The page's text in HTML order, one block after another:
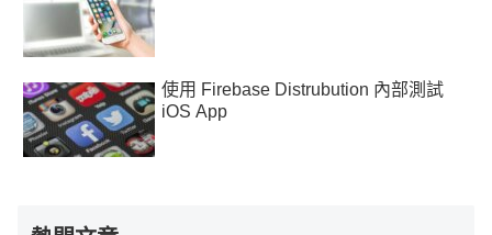
使用 Firebase Distrubution 內部測試
iOS App